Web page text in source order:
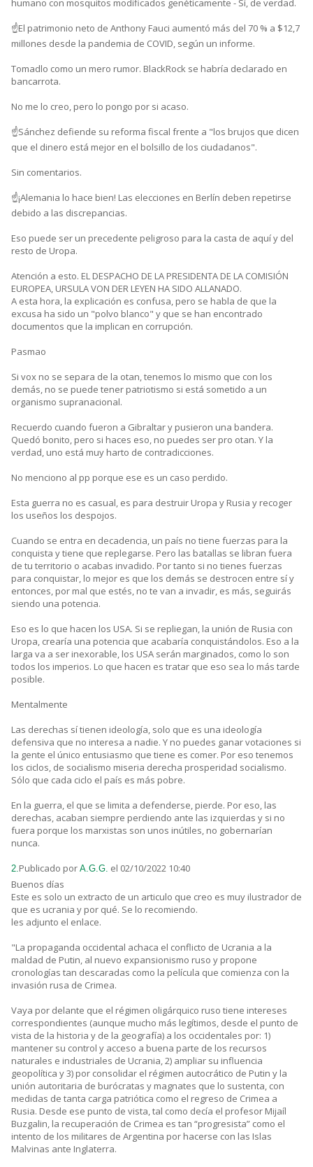
humano con mosquitos modificados genéticamente - Sí, de verdad.
☝️El patrimonio neto de Anthony Fauci aumentó más del 70 % a $12,7
millones desde la pandemia de COVID, según un informe.
Tomadlo como un mero rumor. BlackRock se habría declarado en
bancarrota.
No me lo creo, pero lo pongo por si acaso.
☝️Sánchez defiende su reforma fiscal frente a "los brujos que dicen
que el dinero está mejor en el bolsillo de los ciudadanos".
Sin comentarios.
☝️¡Alemania lo hace bien! Las elecciones en Berlín deben repetirse
debido a las discrepancias.
Eso puede ser un precedente peligroso para la casta de aquí y del
resto de Uropa.
Atención a esto. EL DESPACHO DE LA PRESIDENTA DE LA COMISIÓN
EUROPEA, URSULA VON DER LEYEN HA SIDO ALLANADO.
A esta hora, la explicación es confusa, pero se habla de que la
excusa ha sido un "polvo blanco" y que se han encontrado
documentos que la implican en corrupción.
Pasmao
Si vox no se separa de la otan, tenemos lo mismo que con los
demás, no se puede tener patriotismo si está sometido a un
organismo supranacional.
Recuerdo cuando fueron a Gibraltar y pusieron una bandera.
Quedó bonito, pero si haces eso, no puedes ser pro otan. Y la
verdad, uno está muy harto de contradicciones.
No menciono al pp porque ese es un caso perdido.
Esta guerra no es casual, es para destruir Uropa y Rusia y recoger
los useños los despojos.
Cuando se entra en decadencia, un país no tiene fuerzas para la
conquista y tiene que replegarse. Pero las batallas se libran fuera
de tu territorio o acabas invadido. Por tanto si no tienes fuerzas
para conquistar, lo mejor es que los demás se destrocen entre sí y
entonces, por mal que estés, no te van a invadir, es más, seguirás
siendo una potencia.
Eso es lo que hacen los USA. Si se repliegan, la unión de Rusia con
Uropa, crearía una potencia que acabaría conquistándolos. Eso a la
larga va a ser inexorable, los USA serán marginados, como lo son
todos los imperios. Lo que hacen es tratar que eso sea lo más tarde
posible.
Mentalmente
Las derechas sí tienen ideología, solo que es una ideología
defensiva que no interesa a nadie. Y no puedes ganar votaciones si
la gente el único entusiasmo que tiene es comer. Por eso tenemos
los ciclos, de socialismo miseria derecha prosperidad socialismo.
Sólo que cada ciclo el país es más pobre.
En la guerra, el que se limita a defenderse, pierde. Por eso, las
derechas, acaban siempre perdiendo ante las izquierdas y si no
fuera porque los marxistas son unos inútiles, no gobernarían
nunca.
2.Publicado por A.G.G. el 02/10/2022 10:40
Buenos días
Este es solo un extracto de un articulo que creo es muy ilustrador de
que es ucrania y por qué. Se lo recomiendo.
les adjunto el enlace.
"La propaganda occidental achaca el conflicto de Ucrania a la
maldad de Putin, al nuevo expansionismo ruso y propone
cronologías tan descaradas como la película que comienza con la
invasión rusa de Crimea.
Vaya por delante que el régimen oligárquico ruso tiene intereses
correspondientes (aunque mucho más legítimos, desde el punto de
vista de la historia y de la geografía) a los occidentales por: 1)
mantener su control y acceso a buena parte de los recursos
naturales e industriales de Ucrania, 2) ampliar su influencia
geopolítica y 3) por consolidar el régimen autocrático de Putin y la
unión autoritaria de burócratas y magnates que lo sustenta, con
medidas de tanta carga patriótica como el regreso de Crimea a
Rusia. Desde ese punto de vista, tal como decía el profesor Mijaíl
Buzgalin, la recuperación de Crimea es tan “progresista” como el
intento de los militares de Argentina por hacerse con las Islas
Malvinas ante Inglaterra.